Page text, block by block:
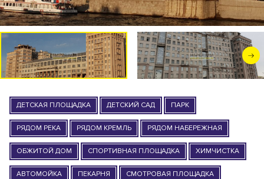
ДЕТСКАЯ ПЛОЩАДКА ДЕТСКИЙ САД ПАРК
РЯДОМ РЕКА РЯДОМ КРЕМЛЬ РЯДОМ НАБЕРЕЖНАЯ
ОБЖИТОЙ ДОМ СПОРТИВНАЯ ПЛОЩАДКА ХИМЧИСТКА
АВТОМОЙКА ПЕКАРНЯ СМОТРОВАЯ ПЛОЩАДКА